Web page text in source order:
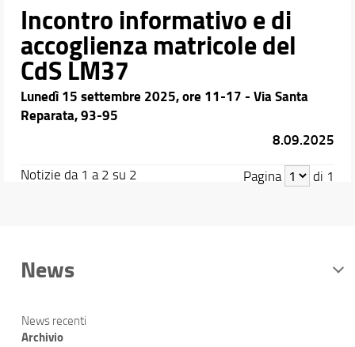
Incontro informativo e di
accoglienza matricole del
CdS LM37
Lunedì 15 settembre 2025, ore 11-17 - Via Santa
Reparata, 93-95
8.09.2025
Notizie da 1 a 2 su 2 Pagina di 1
News
News recenti
Archivio